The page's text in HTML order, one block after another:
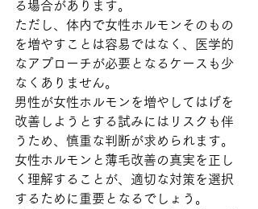
る場合があります。
ただし、体内で女性ホルモンそのもの
を増やすことは容易ではなく、医学的
なアプローチが必要となるケースも少
なくありません。
男性が女性ホルモンを増やしてはげを
改善しようとする試みにはリスクも伴
うため、慎重な判断が求められます。
女性ホルモンと薄毛改善の真実を正し
く理解することが、適切な対策を選択
するために重要となるでしょう。